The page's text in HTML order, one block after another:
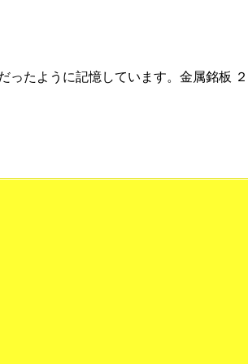
ったように記憶しています。金属銘板